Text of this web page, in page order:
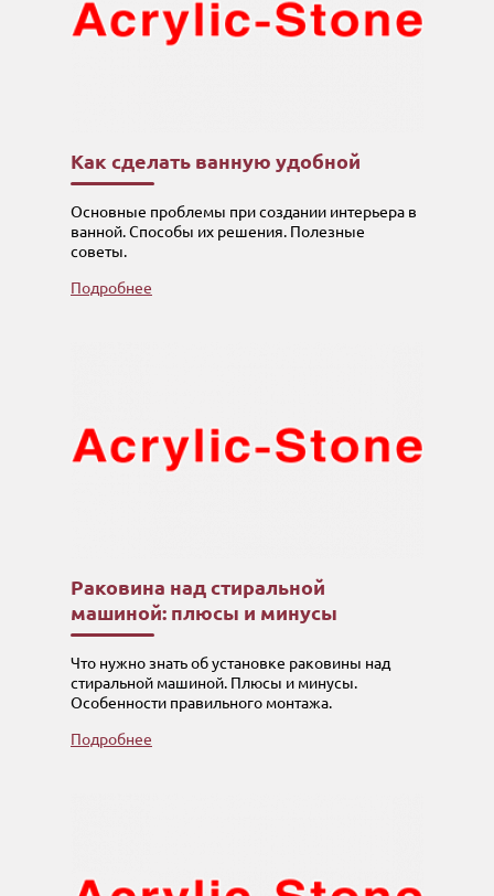
Как сделать ванную удобной
Основные проблемы при создании интерьера в
ванной. Способы их решения. Полезные
советы.
Подробнее
Раковина над стиральной
машиной: плюсы и минусы
Что нужно знать об установке раковины над
стиральной машиной. Плюсы и минусы.
Особенности правильного монтажа.
Подробнее